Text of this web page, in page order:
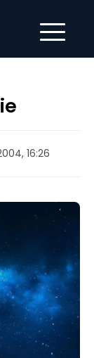
16:26